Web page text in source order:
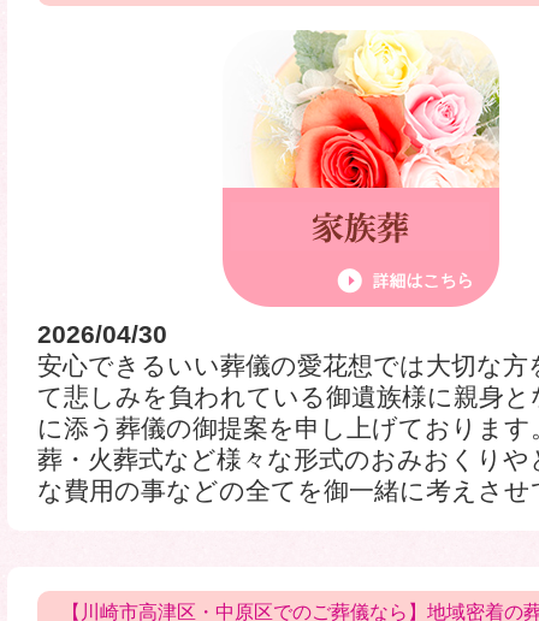
2026/04/30
安心できるいい葬儀の愛花想では大切な方
て悲しみを負われている御遺族様に親身と
に添う葬儀の御提案を申し上げております
葬・火葬式など様々な形式のおみおくりや
な費用の事などの全てを御一緒に考えさ
【川崎市高津区・中原区でのご葬儀なら】地域密着の